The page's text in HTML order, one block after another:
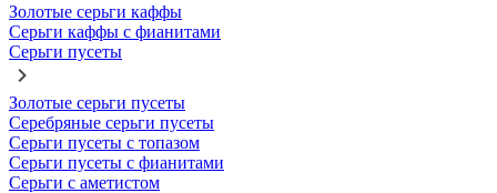
Золотые серьги каффы
Серьги каффы с фианитами
Серьги пусеты
Золотые серьги пусеты
Серебряные серьги пусеты
Серьги пусеты с топазом
Серьги пусеты с фианитами
Серьги с аметистом